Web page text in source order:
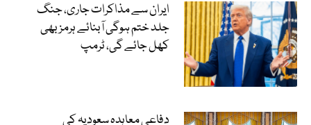
ایران سے مذاکرات جاری، جنگ
جلد ختم ہوگی آبنائے ہرمز بھی
کھل جائے گی، ٹرمپ
دفاعی معاہدہ سعودیہ کی